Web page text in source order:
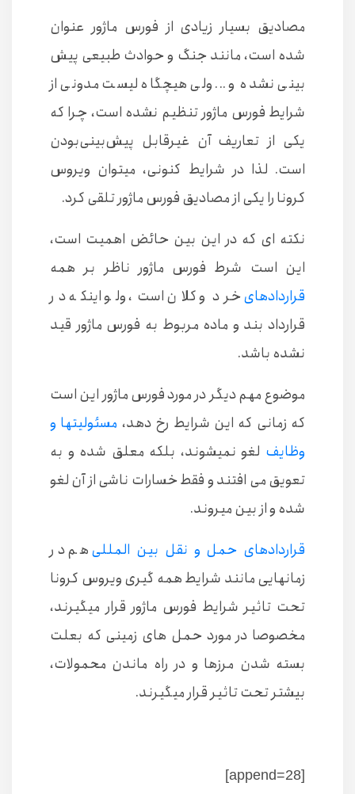
مصادیق بسیار زیادی از فورس ماژور عنوان
شده است، مانند جنگ و حوادث طبیعی پیش
بینی نشده و ... ولی هیچگاه لیست مدونی از
شرایط فورس ماژور تنظیم نشده است، چرا که
یکی از تعاریف آن غیرقابل پیش‌‌بینی‌بودن
است. لذا در شرایط کنونی، میتوان ویروس
کرونا را یکی از مصادیق فورس ماژور تلقی کرد.
نکته ای که در این بین حائض اهمیت است،
این است شرط فورس ماژور ناظر بر همه
قراردادهایخرد و کلان است، ولو اینکه در
قرارداد بند و ماده مربوط به فورس ماژور قید
نشده باشد.
موضوع مهم دیگر در مورد فورس ماژور این است
که زمانی که این شرایط رخ دهد، مسئولیتها و
وظایف لغو نمیشوند، بلکه معلق شده و به
تعویق می افتند و فقط خسارات ناشی از آن لغو
شده و از بین میروند.
قراردادهای حمل و نقل بین المللیهم در
زمانهایی مانند شرایط همه گیری ویروس کرونا
تحت تاثیر شرایط فورس ماژور قرار میگیرند،
مخصوصا در مورد حمل های زمینی که بعلت
بسته شدن مرزها و در راه ماندن محمولات،
بیشتر تحت تاثیر قرار میگیرند.
[append=28]